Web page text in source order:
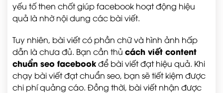
yếu tố then chốt giúp facebook hoạt động hiệu
quả là nhờ nội dung các bài viết.
Tuy nhiên, bài viết có phần chữ và hình ảnh hấp
dẫn là chưa đủ. Bạn cần thủ cách viết content
chuẩn seo facebookđể bài viết đạt hiệu quả. Khi
chạy bài viết đạt chuẩn seo, bạn sẽ tiết kiệm được
chi phí quảng cáo. Đồng thời, bài viết nhận được